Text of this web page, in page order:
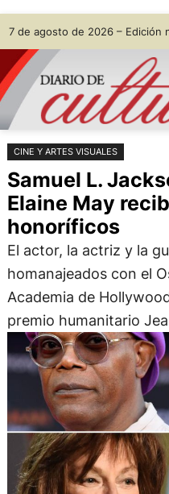
Saltar
al
contenido
Skip
to
content
7 de agosto de 2026 – Edición
CINE Y ARTES VISUALES
Samuel L.
Elaine May
honoríficos
El actor, la actriz y la
homanajeados con el
Academia de
premio humanitario